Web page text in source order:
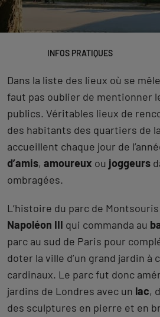
INFOS PRATIQUES
Dans la liste des lieux où se
faut pas oublier de mentionner
publics. Véritables lieux de
des habitants des quartiers de
accueillent chaque jour de
d’amis, amoureux ou joggeurs
ombragées.
L’histoire du parc de
Napoléon III qui commanda au
parc au sud de Paris pour
doter la ville d’un grand jardin à
cardinaux. Le parc fut donc
jardins de Londres avec un lac,
des sculptures en pierre et en